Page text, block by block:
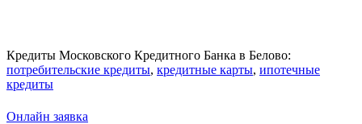
Кредиты Московского Кредитного Банка в Белово:
потребительские кредиты, кредитные карты, ипотечные
кредиты
Онлайн заявка